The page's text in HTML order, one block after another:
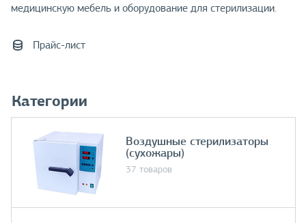
медицинскую мебель и оборудование для стерилизации.
Прайс-лист
Категории
Воздушные стерилизаторы
(сухожары)
37 товаров